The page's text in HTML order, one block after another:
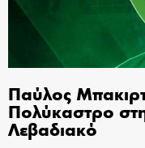
Παύλος
Πολύκαστρο
Λεβαδιακό